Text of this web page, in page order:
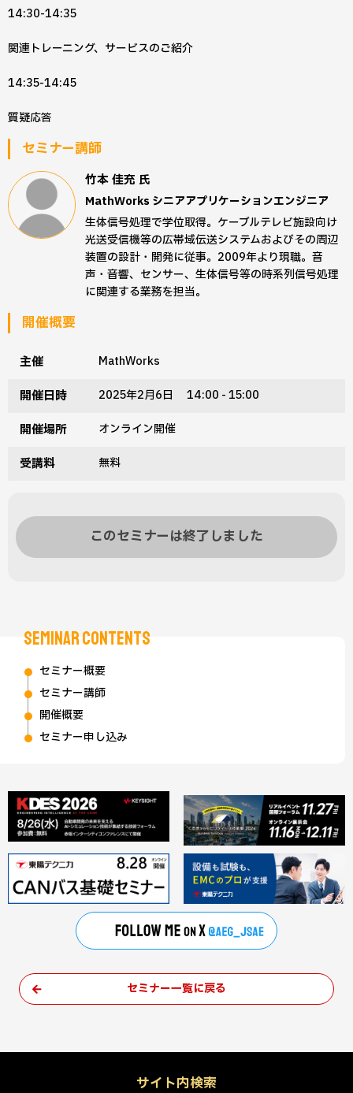
SEMINAR CONTENTS
セミナー概要
セミナー講師
開催概要
セミナー申し込み
14:30-14:35
関連トレーニング、サービスのご紹介
14:35-14:45
質疑応答
セミナー講師
竹本 佳充 氏
MathWorks シニアアプリケーションエンジニア
生体信号処理で学位取得。ケーブルテレビ施設向け
光送受信機等の広帯域伝送システムおよびその周辺
装置の設計・開発に従事。2009年より現職。音
声・音響、センサー、生体信号等の時系列信号処理
に関連する業務を担当。
開催概要
主催 MathWorks
開催日時 2025年2月6日 14:00 - 15:00
開催場所 オンライン開催
受講料 無料
このセミナーは終了しました
セミナー一覧に戻る
サイト内検索